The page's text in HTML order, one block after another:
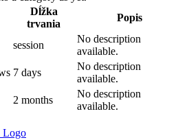
Dĺžka
trvania
Popis
session
No description
available.
7 days
No description
available.
2 months
No description
available.